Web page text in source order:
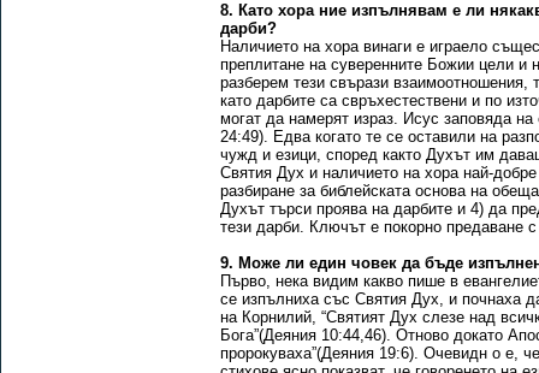
8. Като хора ние изпълнявам е ли
дарби?
Наличието на хора винаги е играело
преплитане на суверенните Божии цели и
разберем тези свърази
като дарбите са свръхестествени и по
могат да намерят израз. Исус заповяда
24:49). Едва когато те се оставили на
чужд и езици, според както Духът им
Святия Дух и наличието на хора най-
разбиране за библейската основа на
Духът търси проява на дарбите и 4) да
тези дарби. Ключът е покорно предаване
9. Може ли един човек да бъде
Първо, нека видим какво пише в
се изпълниха със Святия Дух, и почнаха
на Корнилий, “Святият Дух слезе над
Бога”(Деяния 10:44,46). Отново докато
пророкуваха”(Деяния 19:6). Очевидн о е,